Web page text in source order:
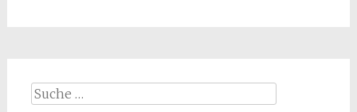
Suche nach: